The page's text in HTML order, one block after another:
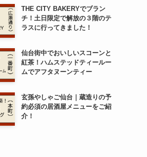
THE CITY BAKERYでブラン
チ！土日限定で解放の３階のテ
ラスに行ってきました！
仙台街中でおいしいスコーンと
紅茶！ハムステッドティールー
ムでアフタヌーンティー
玄孫やしゃご仙台｜蔵造りの予
約必須の居酒屋メニューをご紹
介！